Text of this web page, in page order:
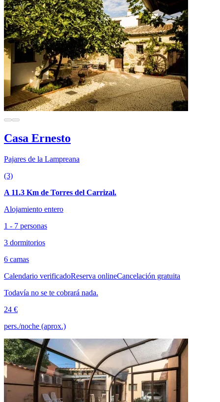
Casa Ernesto
Pajares de la Lampreana
(3)
A 11.3 Km de Torres del Carrizal.
Alojamiento entero
1 - 7 personas
3 dormitorios
6 camas
Calendario verificadoReserva onlineCancelación gratuita
Todavía no se te cobrará nada.
24 €
pers./noche (aprox.)